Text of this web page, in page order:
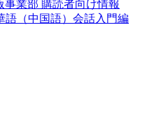
事業部 購読者向け情報
語（中国語）会話入門編